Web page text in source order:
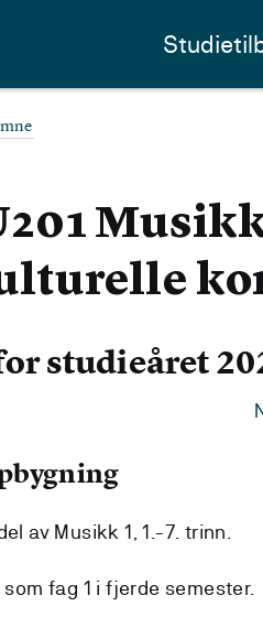
Musikk
studieåret
av Musikk 1, 1.-7. trinn.
fag 1 i fjerde semester.